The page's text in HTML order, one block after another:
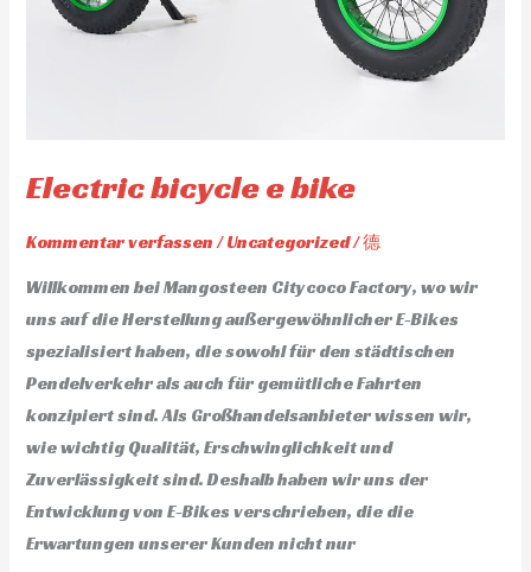
Electric bicycle e bike
Kommentar verfassen /Uncategorized/德
Willkommen bei Mangosteen Citycoco Factory, wo wir
uns auf die Herstellung außergewöhnlicher E-Bikes
spezialisiert haben, die sowohl für den städtischen
Pendelverkehr als auch für gemütliche Fahrten
konzipiert sind. Als Großhandelsanbieter wissen wir,
wie wichtig Qualität, Erschwinglichkeit und
Zuverlässigkeit sind. Deshalb haben wir uns der
Entwicklung von E-Bikes verschrieben, die die
Erwartungen unserer Kunden nicht nur